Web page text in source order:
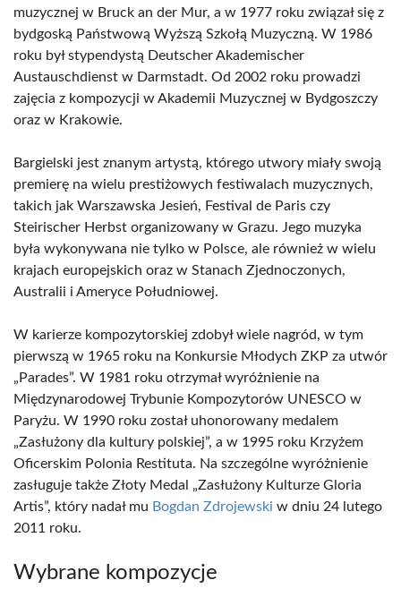
muzycznej w Bruck an der Mur, a w 1977 roku związał się z
bydgoską Państwową Wyższą Szkołą Muzyczną. W 1986
roku był stypendystą Deutscher Akademischer
Austauschdienst w Darmstadt. Od 2002 roku prowadzi
zajęcia z kompozycji w Akademii Muzycznej w Bydgoszczy
oraz w Krakowie.
Bargielski jest znanym artystą, którego utwory miały swoją
premierę na wielu prestiżowych festiwalach muzycznych,
takich jak Warszawska Jesień, Festival de Paris czy
Steirischer Herbst organizowany w Grazu. Jego muzyka
była wykonywana nie tylko w Polsce, ale również w wielu
krajach europejskich oraz w Stanach Zjednoczonych,
Australii i Ameryce Południowej.
W karierze kompozytorskiej zdobył wiele nagród, w tym
pierwszą w 1965 roku na Konkursie Młodych ZKP za utwór
„Parades”. W 1981 roku otrzymał wyróżnienie na
Międzynarodowej Trybunie Kompozytorów UNESCO w
Paryżu. W 1990 roku został uhonorowany medalem
„Zasłużony dla kultury polskiej”, a w 1995 roku Krzyżem
Oficerskim Polonia Restituta. Na szczególne wyróżnienie
zasługuje także Złoty Medal „Zasłużony Kulturze Gloria
Artis”, który nadał mu Bogdan Zdrojewski w dniu 24 lutego
2011 roku.
Wybrane kompozycje